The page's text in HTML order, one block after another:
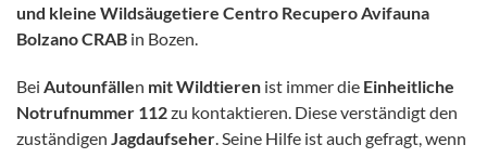
und kleine Wildsäugetiere Centro Recupero Avifauna
Bolzano CRAB in Bozen.
Bei Autounfällen mit Wildtieren ist immer die Einheitliche
Notrufnummer 112zu kontaktieren. Diese verständigt den
zuständigen Jagdaufseher . Seine Hilfe ist auch gefragt, wenn